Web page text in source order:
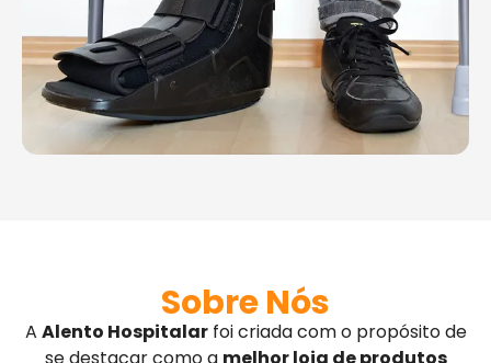
Sobre Nós
A Alento Hospitalarfoi criada com o propósito de